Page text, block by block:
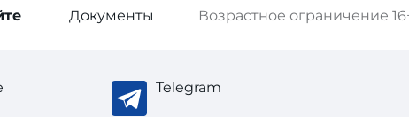
Возрастное ограничение
Документы
Telegram